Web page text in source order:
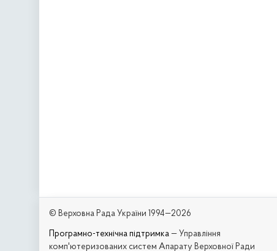
© Верховна Рада України 1994—2026
Програмно-технічна підтримка — Управління
комп'ютеризованих систем Апарату Верховної Ради